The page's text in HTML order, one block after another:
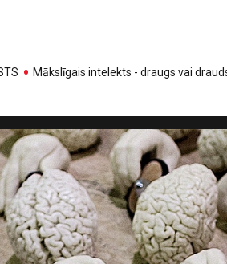
Mākslīgais intelekts - draugs vai